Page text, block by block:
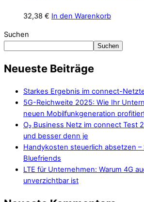
32,38 € In den Warenkorb
Suchen
Suchen
Neueste Beiträge
Starkes Ergebnis im connect-
5G-Reichweite 2025: Wie Ihr
neuen Mobilfunkgeneration
O₂ Business Netz im connect Test
und besser denn je
Handykosten steuerlich absetzen –
Bluefriends
LTE für Unternehmen: Warum 4G
unverzichtbar ist